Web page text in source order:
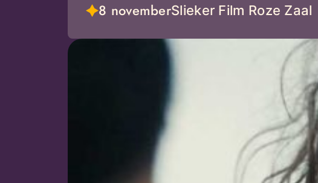
8 novemberSlieker Film Roze Zaal